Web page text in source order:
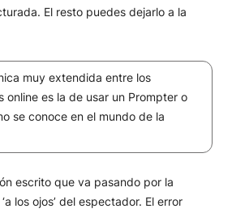
El resto puedes dejarlo a la
muy extendida entre los
online es la de usar un Prompter o
se conoce en el mundo de la
escrito que va pasando por la
los ojos’ del espectador. El error